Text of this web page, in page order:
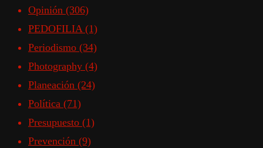
Opinión (306)
PEDOFILIA (1)
Periodismo (34)
Photography (4)
Planeación (24)
Política (71)
Presupuesto (1)
Prevención (9)